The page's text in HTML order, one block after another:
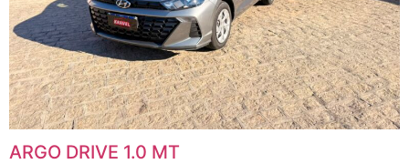
ARGO DRIVE 1.0 MT